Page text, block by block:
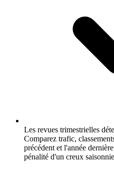
Les revues trimestrielles
Comparez trafic,
précédent et l'année
pénalité d'un creux